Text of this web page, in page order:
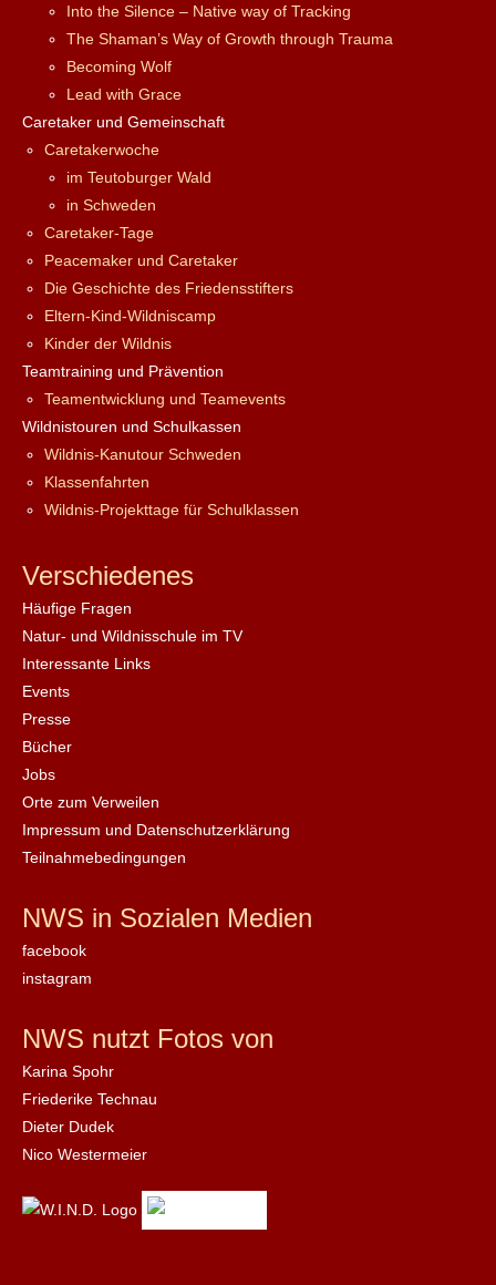
Into the Silence – Native way of Tracking
The Shaman’s Way of Growth through Trauma
Becoming Wolf
Lead with Grace
Caretaker und Gemeinschaft
Caretakerwoche
im Teutoburger Wald
in Schweden
Caretaker-Tage
Peacemaker und Caretaker
Die Geschichte des Friedensstifters
Eltern-Kind-Wildniscamp
Kinder der Wildnis
Teamtraining und Prävention
Teamentwicklung und Teamevents
Wildnistouren und Schulkassen
Wildnis-Kanutour Schweden
Klassenfahrten
Wildnis-Projekttage für Schulklassen
Verschiedenes
Häufige Fragen
Natur- und Wildnisschule im TV
Interessante Links
Events
Presse
Bücher
Jobs
Orte zum Verweilen
Impressum und Datenschutzerklärung
Teilnahmebedingungen
NWS in Sozialen Medien
facebook
instagram
NWS nutzt Fotos von
Karina Spohr
Friederike Technau
Dieter Dudek
Nico Westermeier